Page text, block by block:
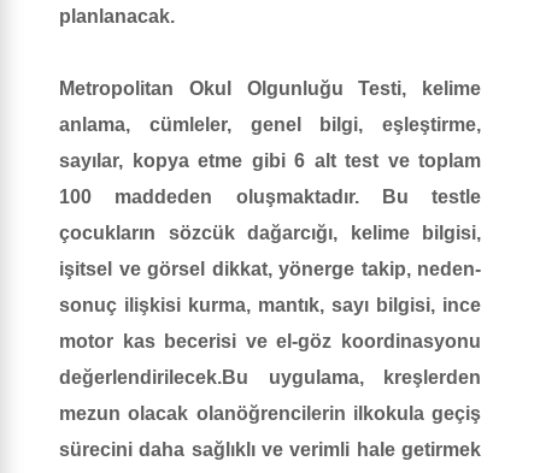
planlanacak.
Metropolitan Okul Olgunluğu Testi, kelime
anlama, cümleler, genel bilgi, eşleştirme,
sayılar, kopya etme gibi 6 alt test ve toplam
100 maddeden oluşmaktadır. Bu testle
çocukların sözcük dağarcığı, kelime bilgisi,
işitsel ve görsel dikkat, yönerge takip, neden-
sonuç ilişkisi kurma, mantık, sayı bilgisi, ince
motor kas becerisi ve el-göz koordinasyonu
değerlendirilecek.Bu uygulama, kreşlerden
mezun olacak olanöğrencilerin ilkokula geçiş
sürecini daha sağlıklı ve verimli hale getirmek